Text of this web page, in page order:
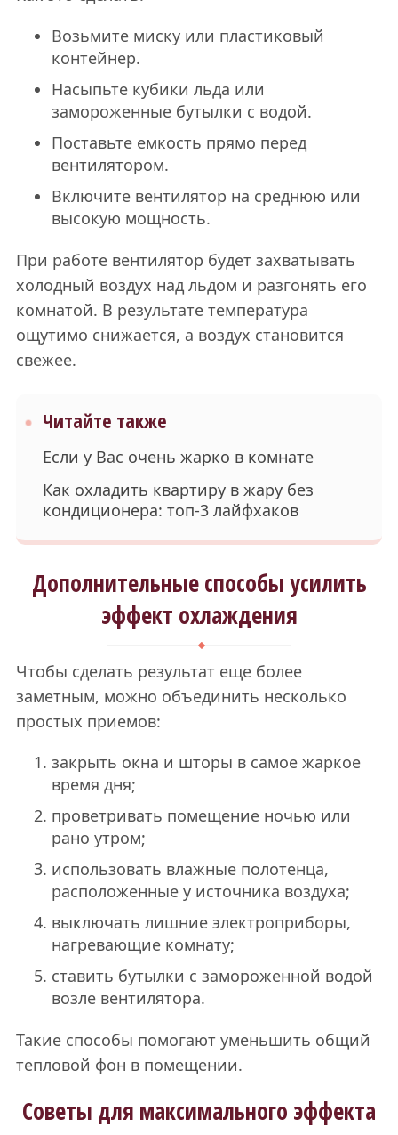
Возьмите миску или пластиковый
контейнер.
Насыпьте кубики льда или
замороженные бутылки с водой.
Поставьте емкость прямо перед
вентилятором.
Включите вентилятор на среднюю или
высокую мощность.
При работе вентилятор будет захватывать
холодный воздух над льдом и разгонять его
комнатой. В результате температура
ощутимо снижается, а воздух становится
свежее.
Читайте также
Если у Вас очень жарко в комнате
Как охладить квартиру в жару без
кондиционера: топ-3 лайфхаков
Дополнительные способы усилить
эффект охлаждения
Чтобы сделать результат еще более
заметным, можно объединить несколько
простых приемов:
закрыть окна и шторы в самое жаркое
время дня;
проветривать помещение ночью или
рано утром;
использовать влажные полотенца,
расположенные у источника воздуха;
выключать лишние электроприборы,
нагревающие комнату;
ставить бутылки с замороженной водой
возле вентилятора.
Такие способы помогают уменьшить общий
тепловой фон в помещении.
Советы для максимального эффекта